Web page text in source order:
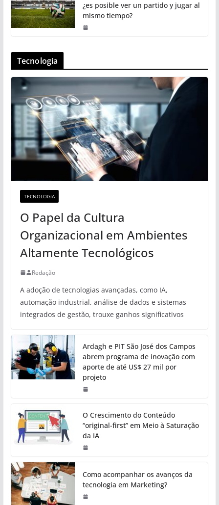
¿es posible ver un partido y jugar al
mismo tiempo?
Tecnologia
TECNOLOGIA
O Papel da Cultura
Organizacional em Ambientes
Altamente Tecnológicos
Redação
A adoção de tecnologias avançadas, como IA,
automação industrial, análise de dados e sistemas
integrados de gestão, trouxe ganhos significativos
Ardagh e PIT São José dos Campos
abrem programa de inovação com
aporte de até US$ 27 mil por
projeto
O Crescimento do Conteúdo
“original-first” em Meio à Saturação
da IA
Como acompanhar os avanços da
tecnologia em Marketing?